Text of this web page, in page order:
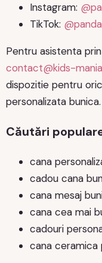
Instagram:
TikTok:
Pentru asistenta
contact@kids-
dispozitie pentru
personalizata bunica.
Căutări
cana
cadou cana
cana mesaj
cana cea mai
cadouri
cana ceramica